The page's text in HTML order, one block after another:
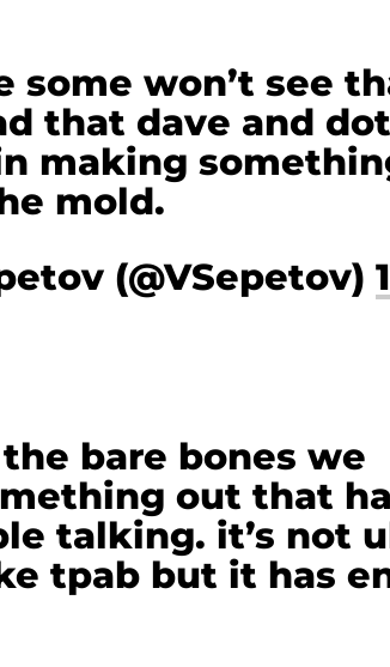
some won’t see
that dave and
making
mold.
(@VSepetov)
bare bones we
out that
talking. it’s not
tpab but it has